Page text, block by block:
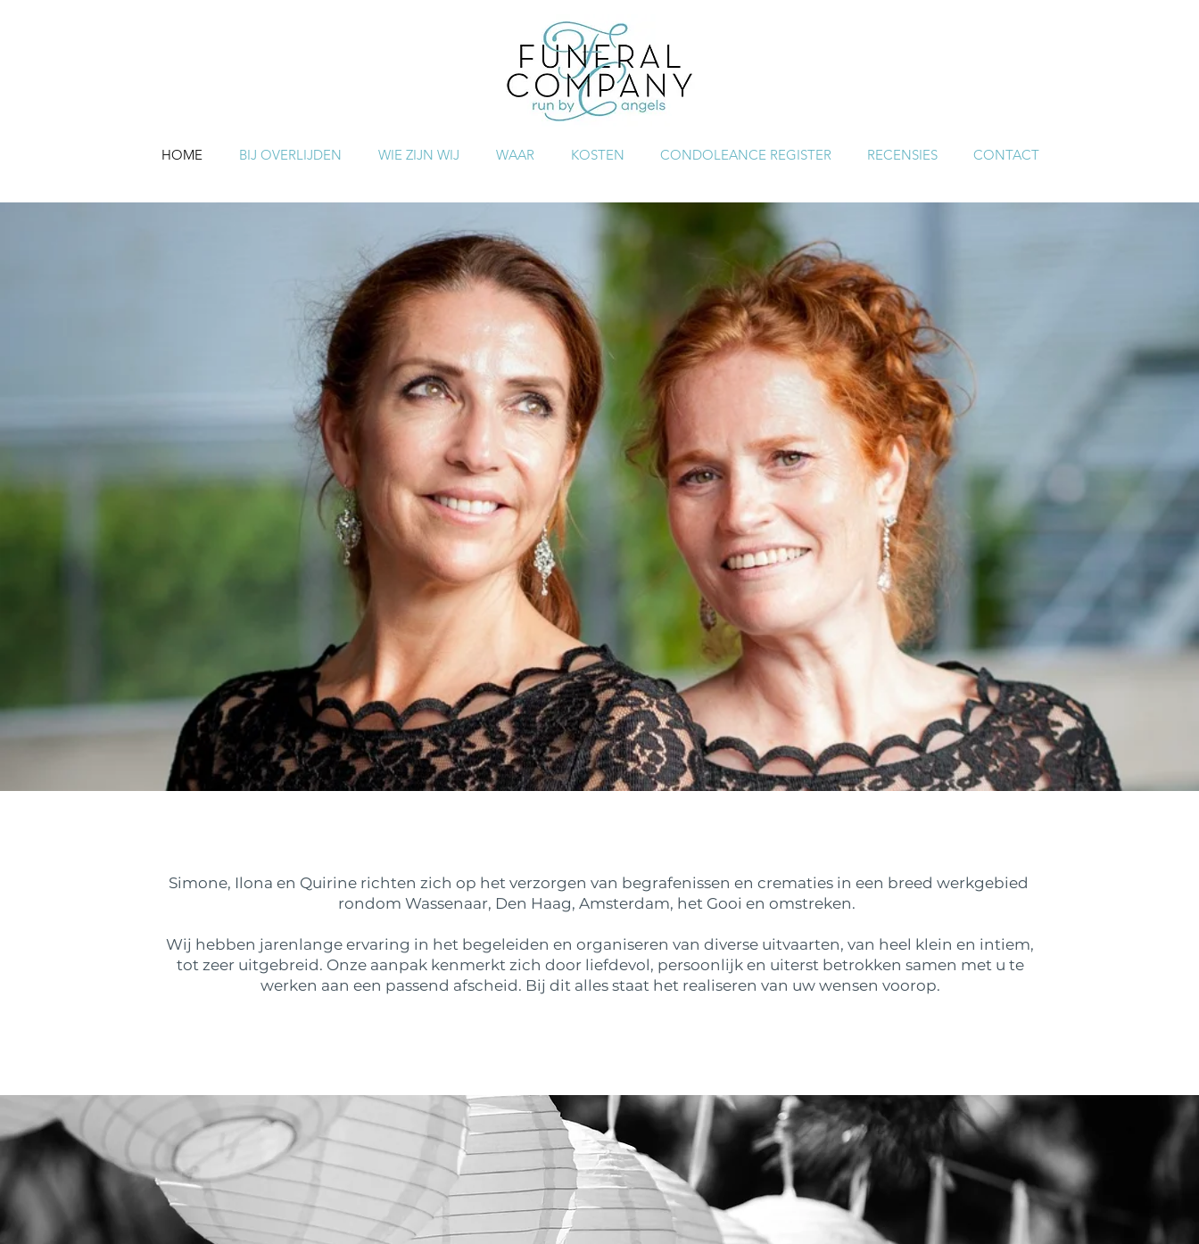
HOME BIJ OVERLIJDEN WIE ZIJN WIJ WAAR KOSTEN CONDOLEANCE REGISTER RECENSIES CONTACT
Simone, Ilona en Quirine richten zich op het verzorgen van begrafenissen en crematies in een breed werkgebied
rondom Wassenaar, Den Haag, Amsterdam, het Gooi en omstreken.
Wij hebben jarenlange ervaring in het begeleiden en organiseren van diverse uitvaarten, van heel klein en intiem,
tot zeer uitgebreid. Onze aanpak kenmerkt zich door liefdevol, persoonlijk en uiterst betrokken samen met u te
werken aan een passend afscheid. Bij dit alles staat het realiseren van uw wensen voorop.